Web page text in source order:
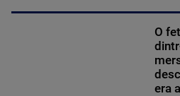
O
era